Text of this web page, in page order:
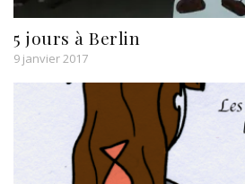
5 jours à Berlin
9 janvier 2017